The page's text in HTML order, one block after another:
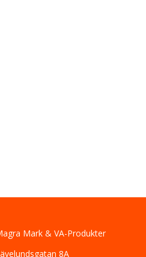
Mark & VA-Produkter
8A